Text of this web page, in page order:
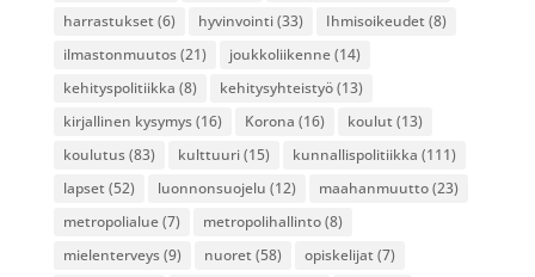
harrastukset (6) hyvinvointi(33) Ihmisoikeudet (8)
ilmastonmuutos(21) joukkoliikenne(14)
kehityspolitiikka (8) kehitysyhteistyö(13)
kirjallinen kysymys(16) Korona (16) koulut (13)
koulutus(83) kulttuuri(15) kunnallispolitiikka (111)
lapset (52) luonnonsuojelu (12) maahanmuutto(23)
metropolialue(7) metropolihallinto(8)
mielenterveys(9) nuoret (58) opiskelijat (7)